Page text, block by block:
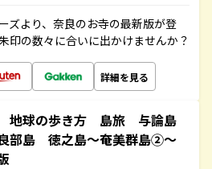
ズより、奈良のお寺の最新版が登
印の数々に合いに出かけませんか？
詳細を見る
地球の歩き方 島旅 与論島
部島 徳之島～奄美群島②～